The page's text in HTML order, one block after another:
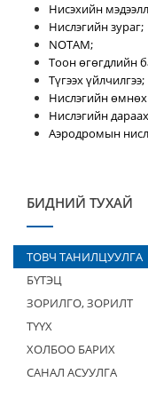
Нисэхийн
Нислэгийн зураг;
NOTAM;
Тоон өгөгдлийн
Түгээх үйлчилгээ;
Нислэгийн өмнөх
Нислэгийн
Аэродромын
БИДНИЙ ТУХАЙ
ТОВЧ ТАНИЛЦУУЛГА
БҮТЭЦ
ЗОРИЛГО, ЗОРИЛТ
ТҮҮХ
ХОЛБОО БАРИХ
САНАЛ АСУУЛГА